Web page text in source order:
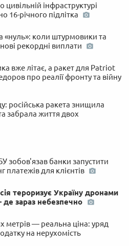
цивільній інфраструктурі
річного підлітка
«нуль»: коли штурмовики та
рекордні виплати
вже літає, а ракет для Patriot
про реалії фронту та війну
російська ракета знищила
забрала життя двох
зобов'язав банки запустити
платежів для клієнтів
тероризує Україну дронами
зараз небезпечно
метрів — реальна ціна: уряд
на нерухомість